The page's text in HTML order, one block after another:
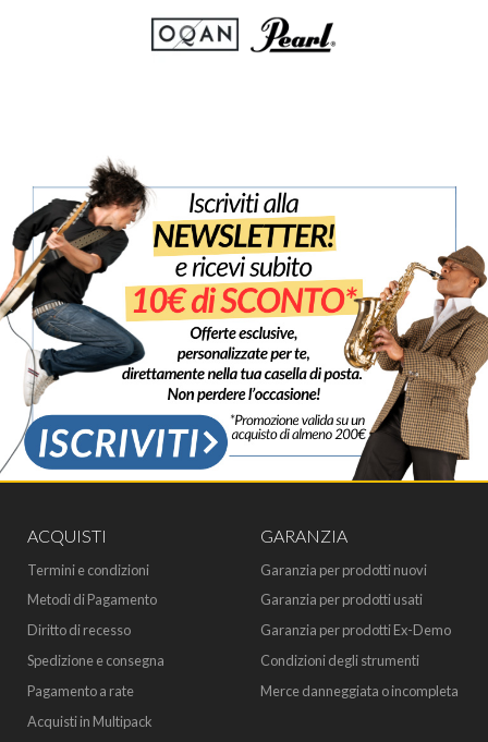
ACQUISTI
Termini e condizioni
Metodi di Pagamento
Diritto di recesso
Spedizione e consegna
Pagamento a rate
Acquisti in Multipack
GARANZIA
Garanzia per prodotti nuovi
Garanzia per prodotti usati
Garanzia per prodotti Ex-Demo
Condizioni degli strumenti
Merce danneggiata o incompleta